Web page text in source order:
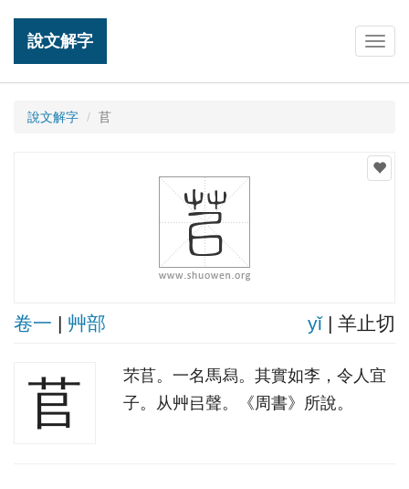
說文解字
說文解字 苢
卷一 | 艸部 yǐ| 羊止切
苢
芣苢。一名馬舄。其實如李，令人宜
子。从艸㠯聲。《周書》所說。